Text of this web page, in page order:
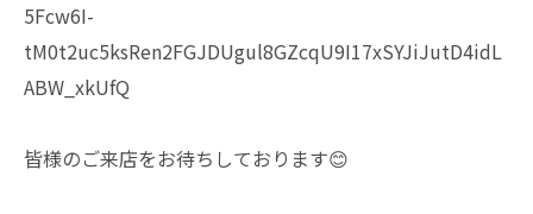
5Fcw6I-
tM0t2uc5ksRen2FGJDUgul8GZcqU9I17xSYJiJutD4idL
ABW_xkUfQ
皆様のご来店をお待ちしております😊